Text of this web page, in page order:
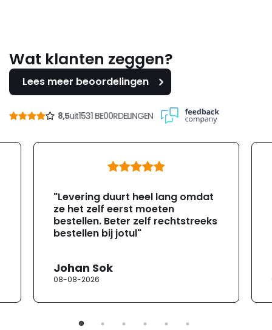
Wat klanten zeggen?
Lees meer beoordelingen
8,5uit1531 BE00RDELINGEN
"Levering duurt heel lang omdat
ze het zelf eerst moeten
bestellen. Beter zelf rechtstreeks
bestellen bij jotul"
Johan Sok
08-08-2026